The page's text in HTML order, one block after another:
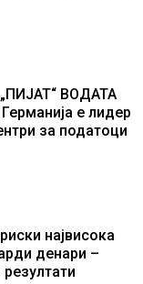
ВОДАТА
е лидер
за податоци
највисока
денари –